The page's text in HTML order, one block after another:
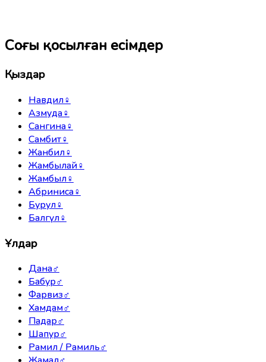
Соңғы қосылған есімдер
Қыздар
Навдил♀
Азмуда♀
Сангина♀
Самбит♀
Жанбил♀
Жамбылай♀
Жамбыл♀
Абриниса♀
Бурул♀
Балгүл♀
Ұлдар
Дана♂
Бабур♂
Фарвиз♂
Хамдам♂
Падар♂
Шапур♂
Рамил / Рамиль♂